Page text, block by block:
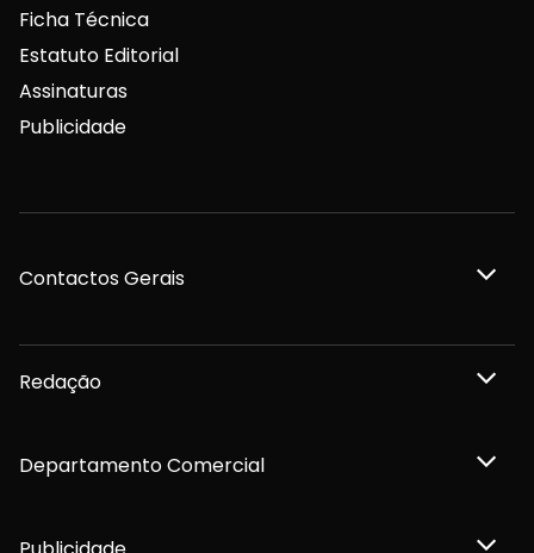
Ficha Técnica
Estatuto Editorial
Assinaturas
Publicidade
Contactos Gerais
Redação
Departamento Comercial